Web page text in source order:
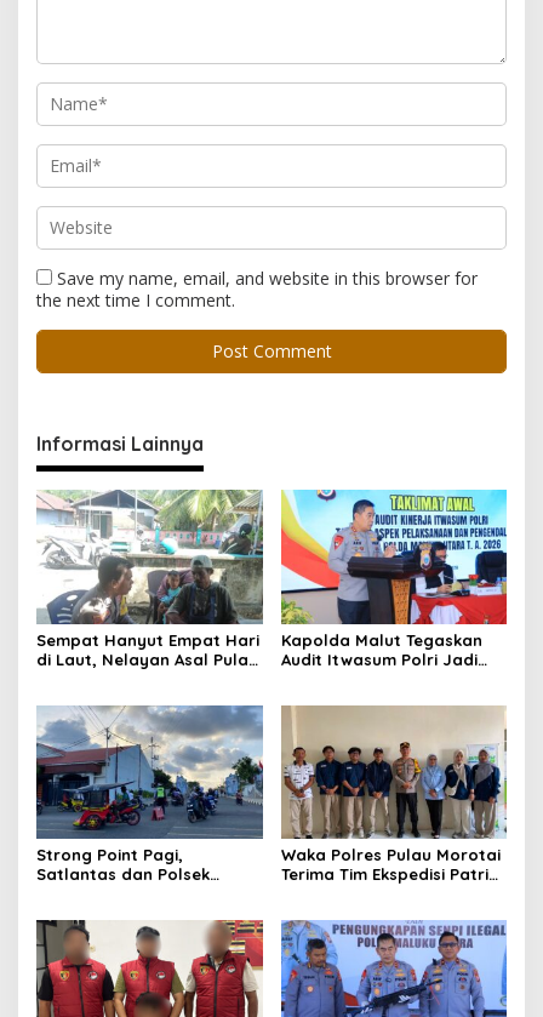
Save my name, email, and website in this browser for
the next time I comment.
Informasi Lainnya
Sempat Hanyut Empat Hari
di Laut, Nelayan Asal Pulau
Utara
Kapolda Malut Tegaskan
Audit Itwasum Polri Jadi
Strong Point Pagi,
Satlantas dan Polsek
serta Keselamatan Berlalu
Lintas
Waka Polres Pulau Morotai
Terima Tim Ekspedisi Patriot
Wilayah Morotai